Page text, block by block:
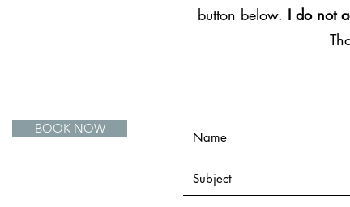
button below. I do not
BOOK NOW